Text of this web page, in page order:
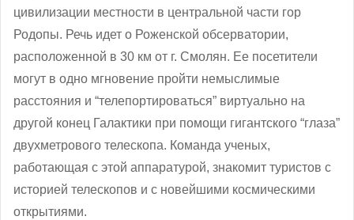
цивилизации местности в центральной части гор
Родопы. Речь идет о Роженской обсерватории,
расположенной в 30 км от г. Смолян. Ее посетители
могут в одно мгновение пройти немыслимые
расстояния и “телепортироваться” виртуально на
другой конец Галактики при помощи гигантского “глаза”
двухметрового телескопа. Команда ученых,
работающая с этой аппаратурой, знакомит туристов с
историей телескопов и с новейшими космическими
открытиями.